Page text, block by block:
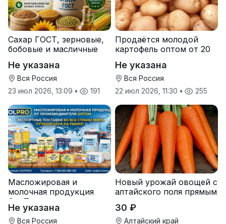
Сахар ГОСТ, зерновые,
бобовые и масличные
Не указана
Вся Россия
23 июл 2026, 13:09 • 191
Продаётся молодой
картофель оптом от 20
Не указана
Вся Россия
22 июл 2026, 11:30 • 255
Масложировая и
молочная продукция
СолПро — экспортные
поставки
Не указана
Вся Россия
Новый урожай овощей с
алтайского поля прямым
30 ₽
Алтайский край